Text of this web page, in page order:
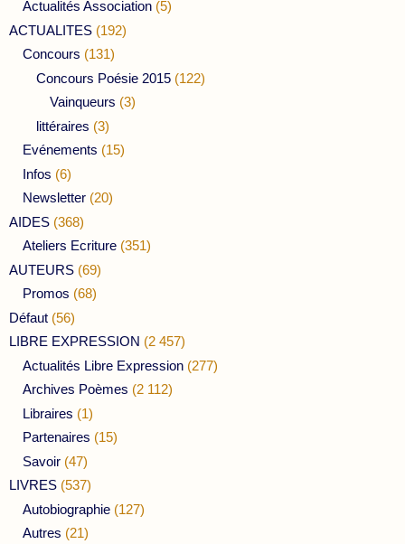
Actualités Association (5)
ACTUALITES (192)
Concours (131)
Concours Poésie 2015 (122)
Vainqueurs (3)
littéraires (3)
Evénements (15)
Infos (6)
Newsletter (20)
AIDES (368)
Ateliers Ecriture (351)
AUTEURS (69)
Promos (68)
Défaut (56)
LIBRE EXPRESSION (2 457)
Actualités Libre Expression (277)
Archives Poèmes (2 112)
Libraires (1)
Partenaires (15)
Savoir (47)
LIVRES (537)
Autobiographie (127)
Autres (21)